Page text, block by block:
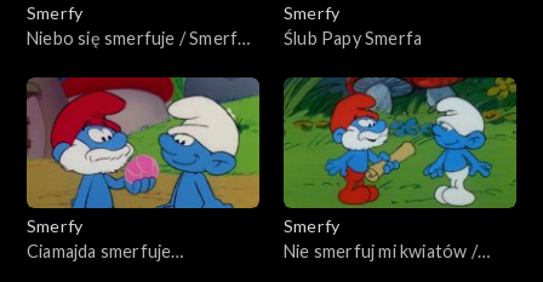
Smerfy
Niebo się smerfuje / Smerf
Smerfy
Ślub Papy Smerfa
Smerfy
Ciamajda smerfuje
Smerfy
Nie smerfuj mi kwiatów /